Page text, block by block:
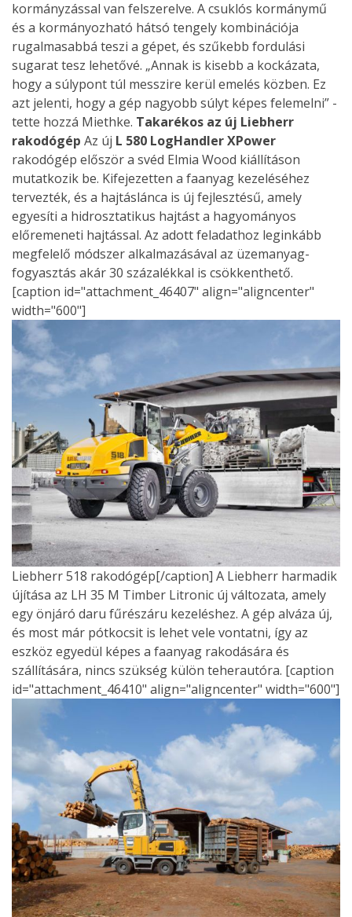
kormányzással van felszerelve. A csuklós kormánymű
és a kormányozható hátsó tengely kombinációja
rugalmasabbá teszi a gépet, és szűkebb fordulási
sugarat tesz lehetővé. „Annak is kisebb a kockázata,
hogy a súlypont túl messzire kerül emelés közben. Ez
azt jelenti, hogy a gép nagyobb súlyt képes felemelni” -
tette hozzá Miethke. Takarékos az új Liebherr
rakodógép Az új L 580 LogHandler XPower
rakodógép először a svéd Elmia Wood kiállításon
mutatkozik be. Kifejezetten a faanyag kezeléséhez
tervezték, és a hajtáslánca is új fejlesztésű, amely
egyesíti a hidrosztatikus hajtást a hagyományos
előremeneti hajtással. Az adott feladathoz leginkább
megfelelő módszer alkalmazásával az üzemanyag-
fogyasztás akár 30 százalékkal is csökkenthető.
[caption id="attachment_46407" align="aligncenter"
width="600"]
Liebherr 518 rakodógép[/caption] A Liebherr harmadik
újítása az LH 35 M Timber Litronic új változata, amely
egy önjáró daru fűrészáru kezeléshez. A gép alváza új,
és most már pótkocsit is lehet vele vontatni, így az
eszköz egyedül képes a faanyag rakodására és
szállítására, nincs szükség külön teherautóra. [caption
id="attachment_46410" align="aligncenter" width="600"]